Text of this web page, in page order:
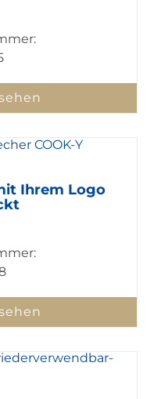
Ihrem Logo